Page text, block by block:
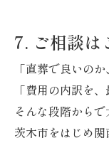
7. ご相談は
「直葬で良いの
「費用の内訳を
そんな段階からで
茨木市をはじめ